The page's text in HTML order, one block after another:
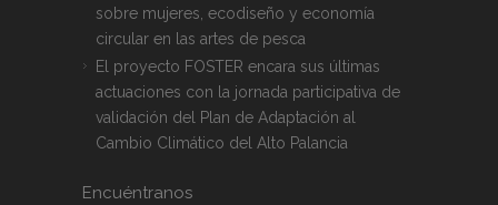
sobre mujeres, ecodiseño y economía
circular en las artes de pesca
El proyecto FOSTER encara sus últimas
actuaciones con la jornada participativa de
validación del Plan de Adaptación al
Cambio Climático del Alto Palancia
Encuéntranos